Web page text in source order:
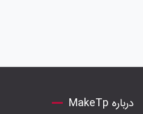
درباره MakeTp